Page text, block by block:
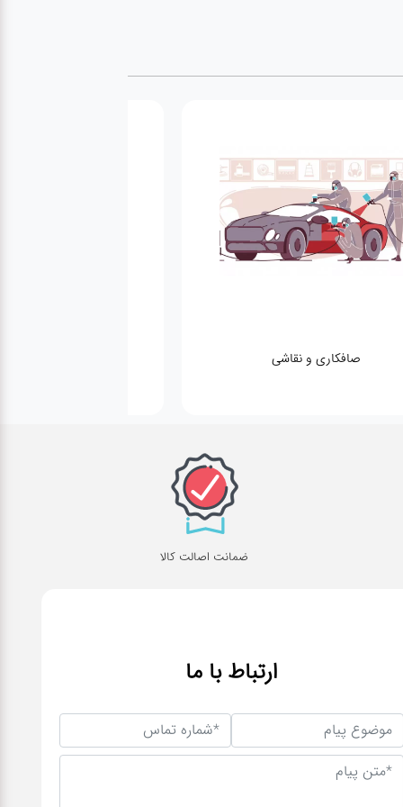
صافکاری و نقاشی
ضمانت اصالت کالا
ارتباط با ما